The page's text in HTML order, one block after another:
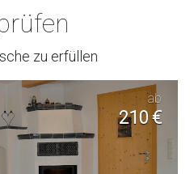
zu erfüllen
ab
210 €